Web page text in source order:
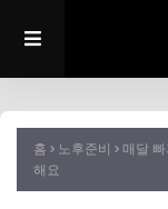
홈 노후준비
매달
해요